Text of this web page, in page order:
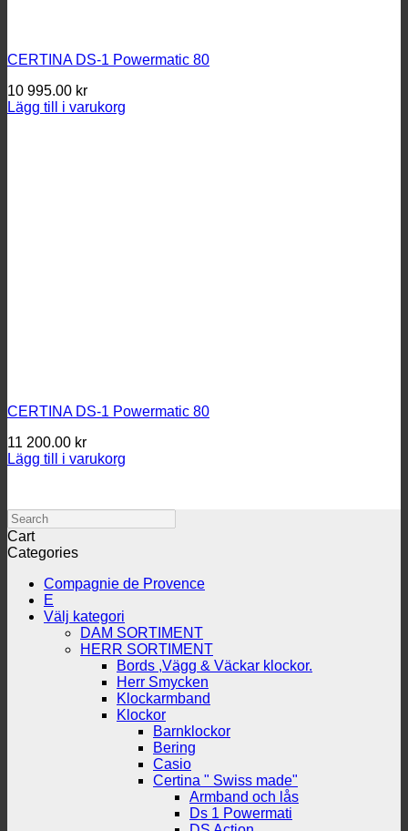
CERTINA DS-1 Powermatic 80
10 995.00 kr
Lägg till i varukorg
CERTINA DS-1 Powermatic 80
11 200.00 kr
Lägg till i varukorg
Search
Cart
Categories
Compagnie de Provence
E
Välj kategori
DAM SORTIMENT
HERR SORTIMENT
Bords ,Vägg & Väckar klockor.
Herr Smycken
Klockarmband
Klockor
Barnklockor
Bering
Casio
Certina " Swiss made"
Armband och lås
Ds 1 Powermati